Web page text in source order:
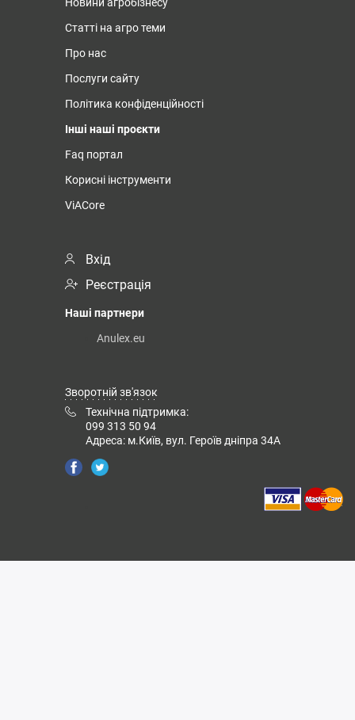
Статті на агро теми
Про нас
Послуги сайту
Політика конфіденційності
Інші наші проєкти
Faq портал
Корисні інструменти
ViACore
Вхід
Реєстрація
Наші партнери
Anulex.eu
Зворотній зв'язок
Технічна підтримка:
099 313 50 94
Адреса: м.Київ, вул. Героїв дніпра 34А